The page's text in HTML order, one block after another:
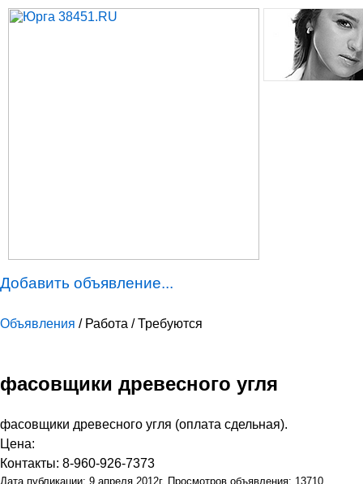
Добавить объявление...
Объявления / Работа / Требуются
фасовщики древесного угля
фасовщики древесного угля (оплата сдельная).
Цена:
Контакты: 8-960-926-7373
Дата публикации: 9 апреля 2012г. Просмотров объявления: 13710